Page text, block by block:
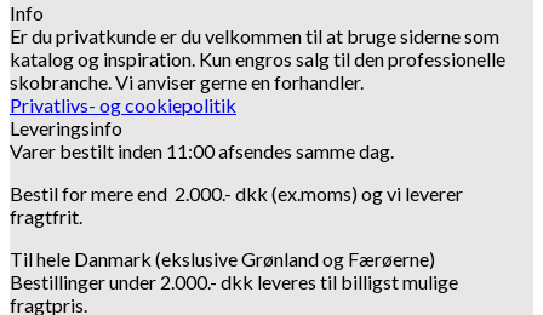
Info
Er du privatkunde er du velkommen til at bruge siderne som
katalog og inspiration. Kun engros salg til den professionelle
skobranche.Vi anviser gerne en forhandler.
Privatlivs- og cookiepolitik
Leveringsinfo
Varer bestilt inden 11:00 afsendes samme dag.
Bestil for mere end 2.000.- dkk (ex.moms) og vi leverer
fragtfrit.
Til hele Danmark (ekslusive Grønland og Færøerne)
Bestillinger under 2.000.- dkk leveres til billigst mulige
fragtpris.